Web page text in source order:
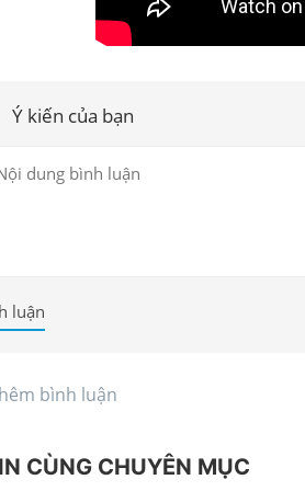
Ý kiến của bạn
luận
bình luận
CÙNG CHUYÊN MỤC